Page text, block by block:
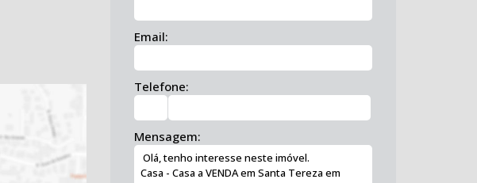
Email:
Telefone:
Mensagem: